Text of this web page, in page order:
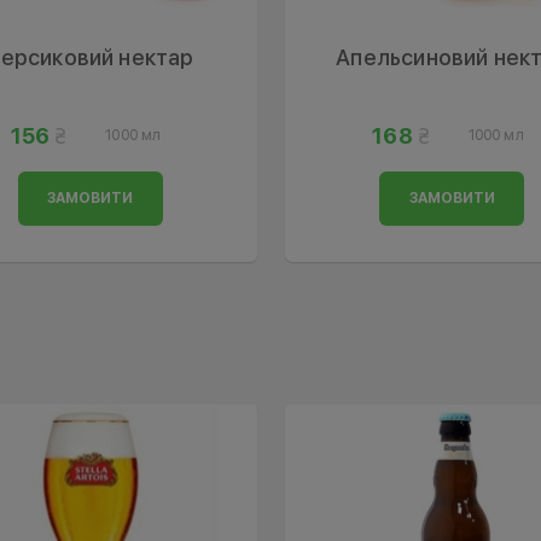
нектар
156 1000 мл
ЗАМОВИТИ
Апельсиновий
168 1000 мл
ЗАМОВИТИ